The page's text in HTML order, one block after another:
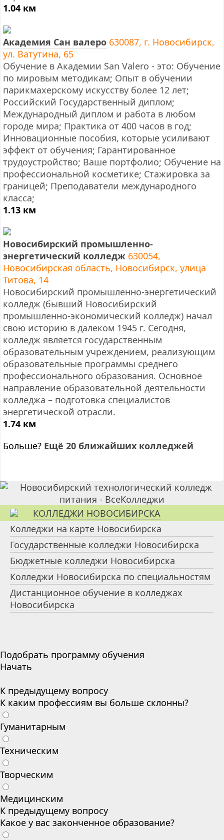
1.04 км
Академия Сан валеро 630087, г. Новосибирск,
ул. Ватутина, 65
Обучение в Академии San Valero - это: Обучение
по мировым методикам; Опыт в обучении
парикмахерскому искусству более 12 лет;
Российский Государственный диплом;
Международный диплом и работа в любом
городе мира; Практика от 400 часов в год;
Инновационные пособия, которые усиливают
эффект от обучения; Гарантированное
трудоустройство; Ваше портфолио; Обучение на
профессиональной косметике; Стажировка за
границей; Преподаватели международного
класса;
1.13 км
Новосибирский промышленно-
энергетический колледж 630054,
Новосибирская область, Новосибирск, улица
Титова, 14
Новосибирский промышленно-энергетический
колледж (бывший Новосибирский
промышленно-экономический колледж) начал
свою историю в далеком 1945 г. Сегодня,
колледж является государственным
образовательным учреждением, реализующим
образовательные программы среднего
профессионального образования. Основное
направление образовательной деятельности
колледжа – подготовка специалистов
энергетической отрасли.
1.74 км
Больше? Ещё 20 ближайших колледжей
КОЛЛЕДЖИ НОВОСИБИРСКА
Колледжи на карте Новосибирска
Государственные колледжи Новосибирска
Бюджетные колледжи Новосибирска
Колледжи Новосибирска по специальностям
Дистанционное обучение в колледжах
Новосибирска
Подобрать программу обучения
Начать
К предыдущему вопросу
К каким профессиям вы больше склонны?
Гуманитарным
Техническим
Творческим
Медицинским
К предыдущему вопросу
Какое у вас законченное образование?